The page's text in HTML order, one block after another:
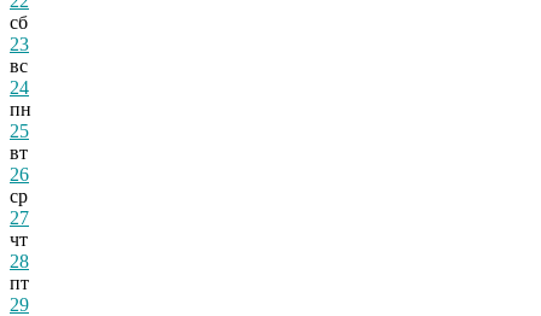
сб
23
вс
24
пн
25
вт
26
ср
27
чт
28
пт
29